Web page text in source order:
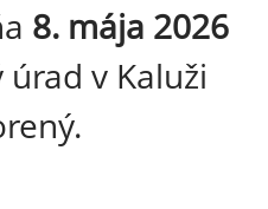
8. mája 2026
v Kaluži